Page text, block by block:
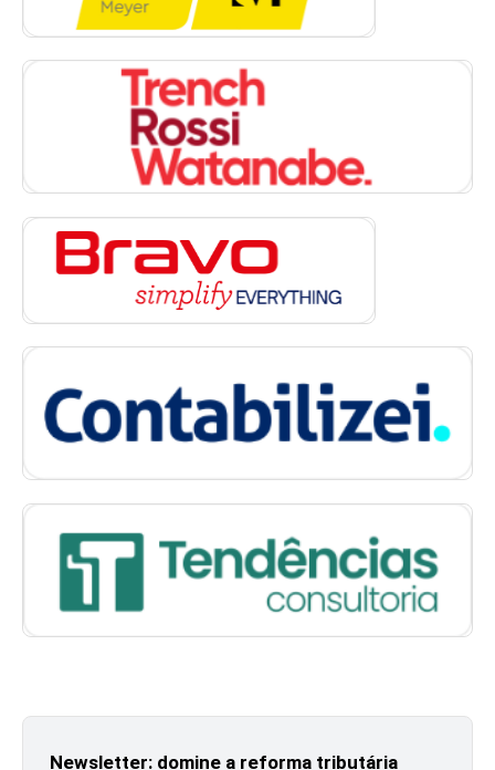
Newsletter: domine a reforma tributária